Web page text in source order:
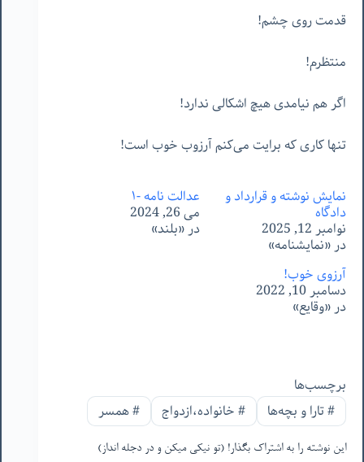
قدمت روی چشم!
منتظرم!
اگر هم نیامدی هیچ اشکالی ندارد!
تنها کاری که برایت می‌کنم آرزوب خوب است!
نمایش نوشته و قرارداد و
دادگاه
نوامبر 12, 2025
در «نمایشنامه»
عدالت نامه -۱
می 26, 2024
در «بلند»
آرزوی خوب!
دسامبر 10, 2022
در «وقایع»
برچسب‌ها
#تارا و بچه‌ها #خانواده،ازدواج #همسر
این نوشته را به اشتراک بگذار! (تو نیکی میکن و در دجله انداز)